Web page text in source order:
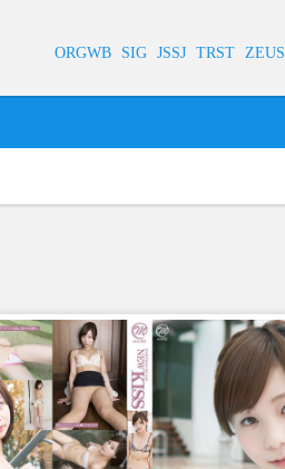
ORGWB SIG JSSJ TRST ZEUS